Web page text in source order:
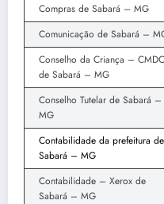
Compras de Sabará – MG
Comunicação de Sabará –
Conselho da Criança –
de Sabará – MG
Conselho Tutelar de Sabará –
MG
Contabilidade da prefeitura de
Sabará – MG
Contabilidade – Xerox de
Sabará – MG